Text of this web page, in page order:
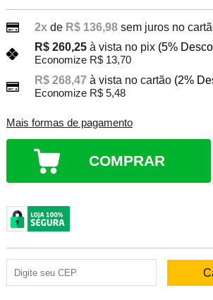
2xde R$ 136,98 sem juros no
R$ 260,25 à vista no pix (5%
Economize R$ 13,70
R$ 268,47 à vista no cartão (2%
Economize R$ 5,48
Mais formas de pagamento
COMPRAR